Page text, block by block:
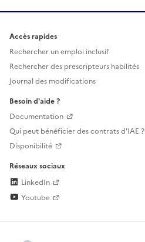
Accès rapides
Rechercher un emploi inclusif
Rechercher des prescripteurs habilités
Journal des modifications
Besoin d'aide ?
Documentation
Qui peut bénéficier des contrats d'IAE ?
Disponibilité
Réseaux sociaux
LinkedIn
Youtube